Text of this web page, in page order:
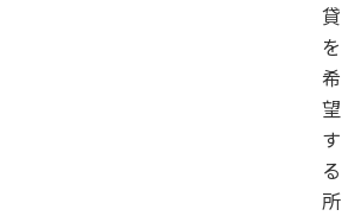
貸
を
希
望
す
る
所